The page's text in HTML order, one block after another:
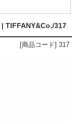
TIFFANY&Co./317
[商品コード] 317